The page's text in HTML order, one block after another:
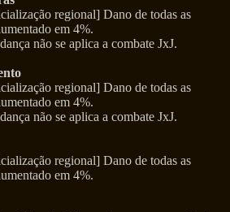
regional] Dano de todas as
em 4%.
não se aplica a combate JxJ.
regional] Dano de todas as
em 4%.
não se aplica a combate JxJ.
regional] Dano de todas as
em 4%.